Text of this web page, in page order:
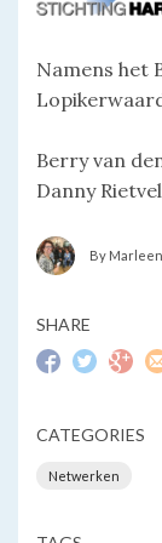
Namens het
Berry van
Danny
By
SHARE
CATEGORIES
Netwerken